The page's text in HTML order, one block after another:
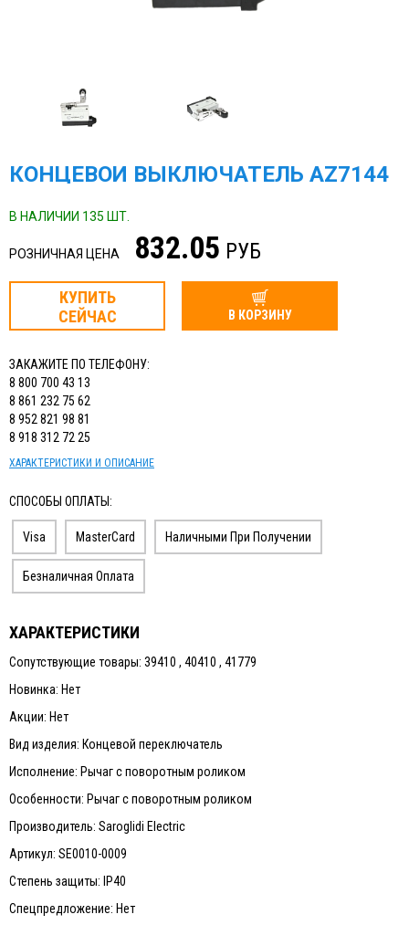
КОНЦЕВОЙ ВЫКЛЮЧАТЕЛЬ AZ7144
В НАЛИЧИИ 135 ШТ.
РОЗНИЧНАЯ ЦЕНА 832.05 РУБ
КУПИТЬ
СЕЙЧАС
В КОРЗИНУ
ЗАКАЖИТЕ ПО ТЕЛЕФОНУ:
8 800 700 43 13
8 861 232 75 62
8 952 821 98 81
8 918 312 72 25
ХАРАКТЕРИСТИКИ И ОПИСАНИЕ
СПОСОБЫ ОПЛАТЫ:
Visa MasterCard Наличными При Получении
Безналичная Оплата
ХАРАКТЕРИСТИКИ
Сопутствующие товары: 39410 , 40410 , 41779
Новинка: Нет
Акции: Нет
Вид изделия: Концевой переключатель
Исполнение: Рычаг с поворотным роликом
Особенности: Рычаг с поворотным роликом
Производитель: Saroglidi Electric
Артикул: SE0010-0009
Степень защиты: IP40
Спецпредложение: Нет